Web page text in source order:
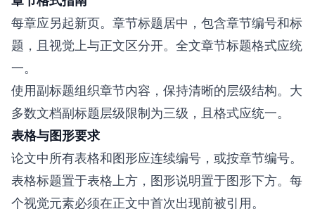
每章应另起新页。章节标题居中，包含章节编号和标
题，且视觉上与正文区分开。全文章节标题格式应统
一。
使用副标题组织章节内容，保持清晰的层级结构。大
多数文档副标题层级限制为三级，且格式应统一。
表格与图形要求
论文中所有表格和图形应连续编号，或按章节编号。
表格标题置于表格上方，图形说明置于图形下方。每
个视觉元素必须在正文中首次出现前被引用。